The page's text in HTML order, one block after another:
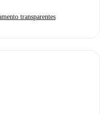
transparentes